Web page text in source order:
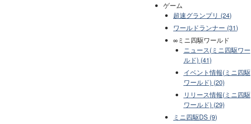
ゲーム
超速グランプリ (24)
ワールドランナー (31)
∞ミニ四駆ワールド
ニュース(ミニ四駆ワー
ルド) (41)
イベント情報(ミニ四駆
ワールド) (20)
リリース情報(ミニ四駆
ワールド) (29)
ミニ四駆DS (9)